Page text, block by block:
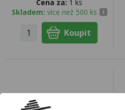
Cena za: 1 ks
Skladem: více než 500 ks